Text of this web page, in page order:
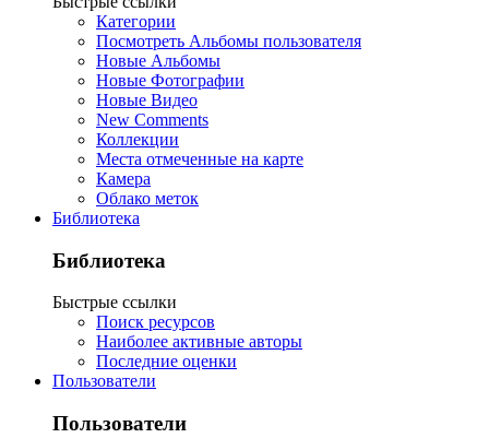
Категории
Посмотреть Альбомы пользователя
Новые Альбомы
Новые Фотографии
Новые Видео
New Comments
Коллекции
Места отмеченные на карте
Камера
Облако меток
Библиотека
Библиотека
Быстрые ссылки
Поиск ресурсов
Наиболее активные авторы
Последние оценки
Пользователи
Пользователи